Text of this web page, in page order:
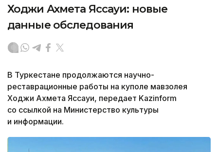
Ходжи Ахмета Яссауи: новые
данные обследования
В Туркестане продолжаются научно-
реставрационные работы на куполе мавзолея
Ходжи Ахмета Яссауи, передает Kazinform
со ссылкой на Министерство культуры
и информации.